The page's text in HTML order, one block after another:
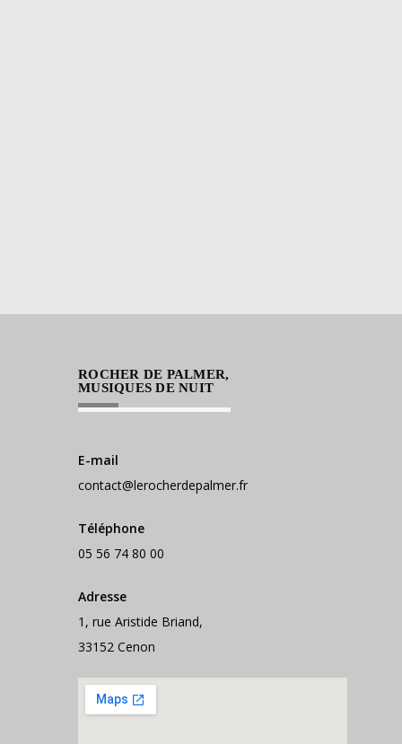
ROCHER DE PALMER,
MUSIQUES DE NUIT
E-mail
contact@lerocherdepalmer.fr
Téléphone
05 56 74 80 00
Adresse
1, rue Aristide Briand,
33152 Cenon